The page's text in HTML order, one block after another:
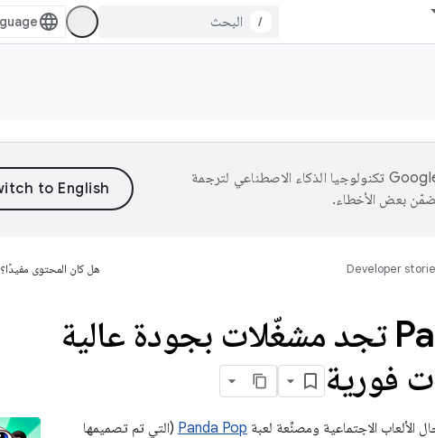
/
تستخدم Google تكنولوجيا الذكاء الاصطناعي لترجمة
بعض الأخطاء.
Developer هل كان المحتوى مفيدًا؟
شركة Panda Pop تجد مشغّلات بجودة عالية
فورية
الألعاب الاجتماعية ومصنِّعة لعبة Panda Pop (التي تم تصميمها